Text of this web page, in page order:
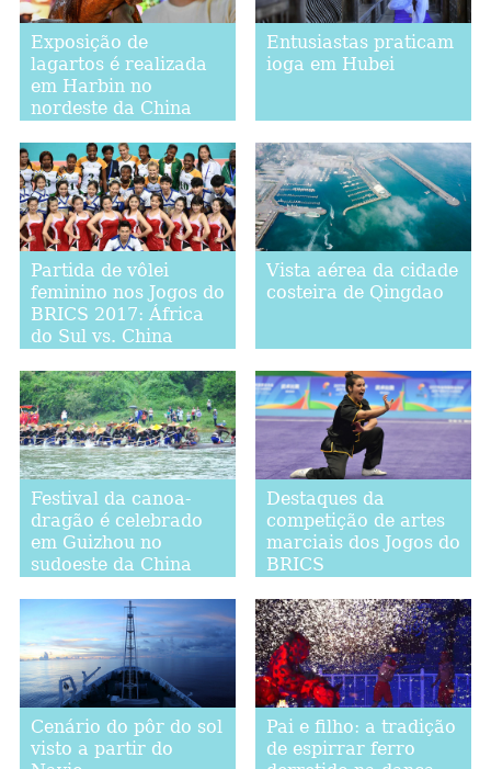
Exposição de
lagartos é realizada
em Harbin no
nordeste da China
Entusiastas praticam
ioga em Hubei
Partida de vôlei
feminino nos Jogos do
BRICS 2017: África
do Sul vs. China
Vista aérea da cidade
costeira de Qingdao
Festival da canoa-
dragão é celebrado
em Guizhou no
sudoeste da China
Destaques da
competição de artes
marciais dos Jogos do
BRICS
Cenário do pôr do sol
visto a partir do
Pai e filho: a tradição
de espirrar ferro